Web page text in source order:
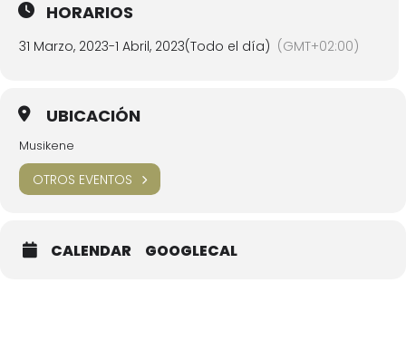
HORARIOS
31 Marzo, 2023-1 Abril, 2023(Todo el día) (GMT+02:00)
UBICACIÓN
Musikene
OTROS EVENTOS
CALENDAR GOOGLECAL